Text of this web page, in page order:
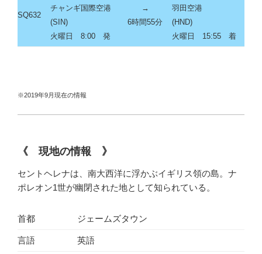
SQ632
チャンギ国際空港
(SIN)
火曜日 8:00 発
→
6時間55分
羽田空港
(HND)
火曜日 15:55 着
※2019年9月現在の情報
《 現地の情報 》
セントヘレナは、南大西洋に浮かぶイギリス領の島。ナ
ポレオン1世が幽閉された地として知られている。
首都 ジェームズタウン
言語 英語